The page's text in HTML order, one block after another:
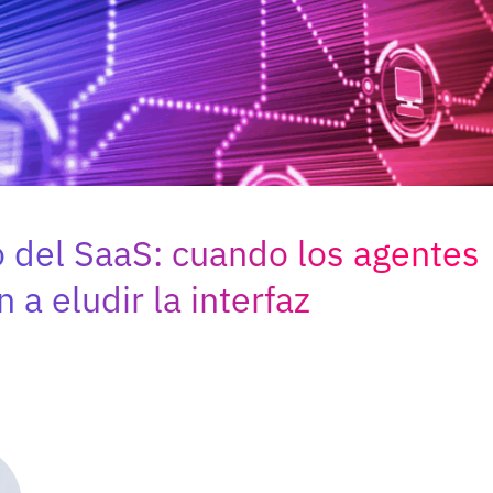
del SaaS: cuando los agentes
a eludir la interfaz